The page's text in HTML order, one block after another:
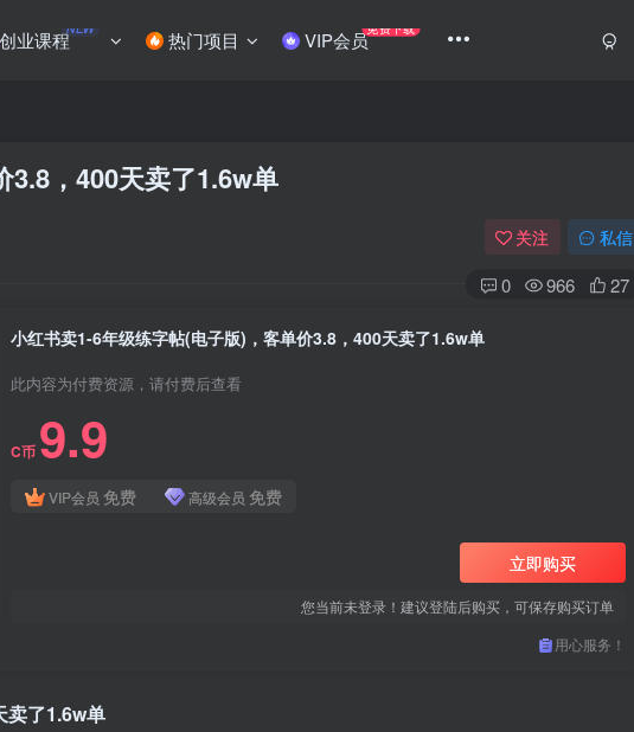
业课程NEW 热门项目 VIP会员免费下载
3.8，400天卖了1.6w单
关注 私信
0 966 27
小红书卖1-6年级练字帖(电子版)，客单价3.8，400天卖了1.6w单
此内容为付费资源，请付费后查看
C币 9.9
VIP会员 免费 高级会员 免费
立即购买
您当前未登录！建议登陆后购买，可保存购买订单
用心服务！
卖了1.6w单